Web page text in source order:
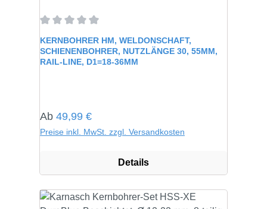
KERNBOHRER HM, WELDONSCHAFT,
SCHIENENBOHRER, NUTZLÄNGE 30, 55MM,
RAIL-LINE, D1=18-36MM
Regulärer Preis:
Ab 49,99 €
Preise inkl. MwSt. zzgl. Versandkosten
Details